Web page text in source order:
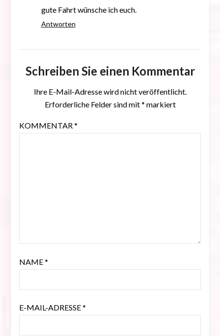
gute Fahrt wünsche ich euch.
Antworten
Schreiben Sie einen Kommentar
Ihre E-Mail-Adresse wird nicht veröffentlicht.
Erforderliche Felder sind mit* markiert
KOMMENTAR*
NAME*
E-MAIL-ADRESSE*